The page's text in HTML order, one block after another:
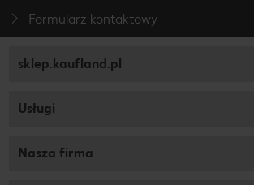
Formularz kontaktowy
sklep.kaufland.pl
Usługi
Nasza firma